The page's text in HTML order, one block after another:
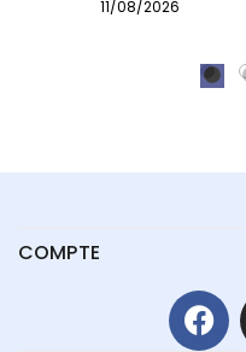
11/08/2026
COMPTE